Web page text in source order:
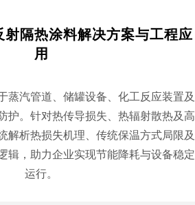
隔热涂料解决方案与工程应
用
蒸汽管道、储罐设备、化工反应装置及
护。针对热传导损失、热辐射散热及高
解析热损失机理、传统保温方式局限及
辑，助力企业实现节能降耗与设备稳定
运行。